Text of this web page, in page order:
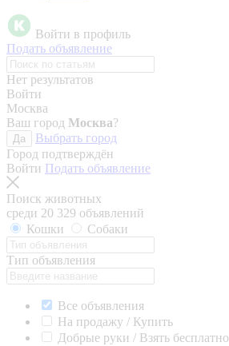
Войти в профиль
Подать объявление
Нет результатов
Войти
Москва
Ваш город Москва?
Да
Выбрать город
Город подтверждён
Войти Подать объявление
Поиск животных
среди 20 329 объявлений
Кошки
Собаки
Тип объявления
Все объявления
На продажу / Купить
Добрые руки / Взять бесплатно